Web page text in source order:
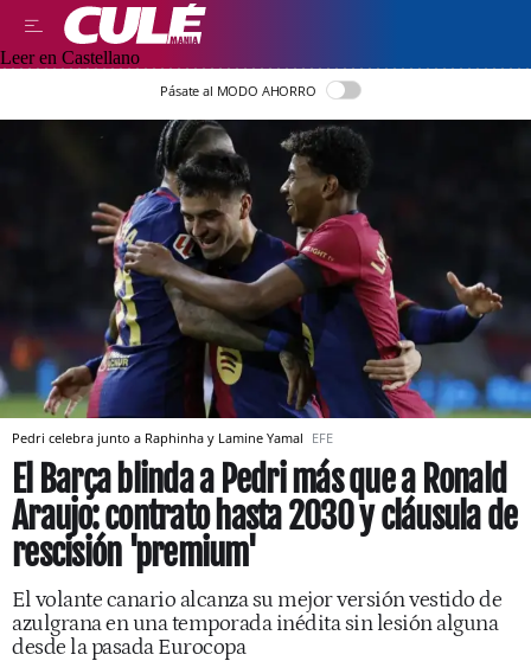
Leer en Castellano
Pásate al MODO AHORRO
Pedri celebra junto a Raphinha y Lamine Yamal EFE
El Barça blinda a Pedri más que a Ronald
Araujo: contrato hasta 2030 y cláusula de
rescisión 'premium'
El volante canario alcanza su mejor versión vestido de
azulgrana en una temporada inédita sin lesión alguna
desde la pasada Eurocopa